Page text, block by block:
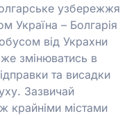
узбережжя
Україна – Болгарія
від Украхни
змінюватись в
та висадки
Зазвичай
крайніми містами